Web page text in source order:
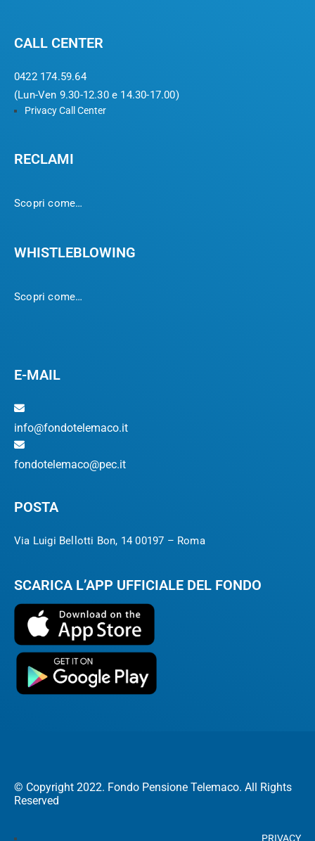
CALL CENTER
0422 174.59.64
(Lun-Ven 9.30-12.30 e 14.30-17.00)
Privacy Call Center
RECLAMI
Scopri come…
WHISTLEBLOWING
Scopri come…
E-MAIL
info@fondotelemaco.it
fondotelemaco@pec.it
POSTA
Via Luigi Bellotti Bon, 14 00197 – Roma
SCARICA L’APP UFFICIALE DEL FONDO
© Copyright 2022. Fondo Pensione Telemaco. All Rights
Reserved
PRIVACY